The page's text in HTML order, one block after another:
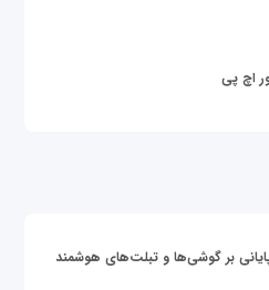
اچ پی
بر گوشی‌ها و تبلت‌های هوشمند